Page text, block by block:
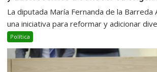
La diputada María Fernanda de la Barreda
una iniciativa para reformar y adicionar
Política